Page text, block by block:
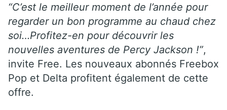
“C’est le meilleur moment de l’année pour
regarder un bon programme au chaud chez
soi…Profitez-en pour découvrir les
nouvelles aventures de Percy Jackson !”,
invite Free. Les nouveaux abonnés Freebox
Pop et Delta profitent également de cette
offre.